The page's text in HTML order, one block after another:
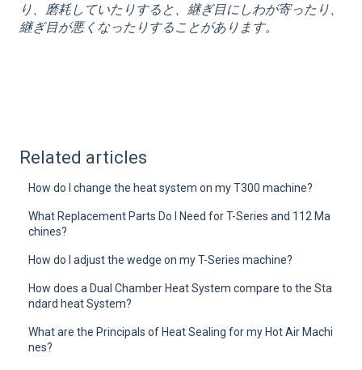
り、磨耗していたりすると、継ぎ目にしわが寄ったり、
継ぎ目が悪くなったりすることがあります。
Related articles
How do I change the heat system on my T300 machine?
What Replacement Parts Do I Need for T-Series and 112 Ma
chines?
How do I adjust the wedge on my T-Series machine?
How does a Dual Chamber Heat System compare to the Sta
ndard heat System?
What are the Principals of Heat Sealing for my Hot Air Machi
nes?